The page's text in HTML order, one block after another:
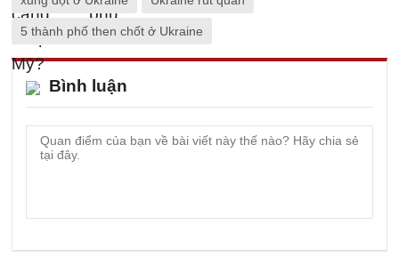
5 thành phố then chốt ở Ukraine
Bình luận